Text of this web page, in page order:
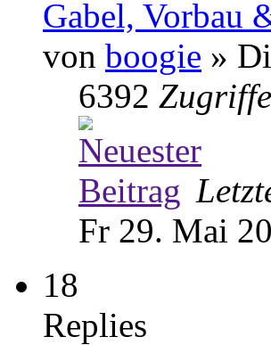
Gabel, Vorbau
von boogie »
6392 Zugriffe
Fr 29. Mai
18
Replies